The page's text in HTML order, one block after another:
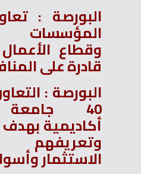
البورصة :
المؤسسات
وقطاع الأعمال
قادرة على
البورصة :
40
أكاديمية بهدف
وتعريفهم
الاستثمار